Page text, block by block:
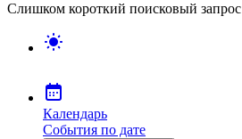
Слишком короткий поисковый запрос
Календарь
События по дате